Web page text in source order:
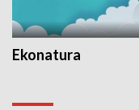
Ekonatura